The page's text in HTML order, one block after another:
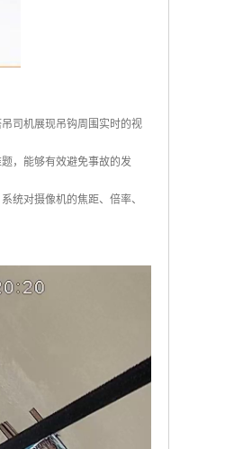
司机展现吊钩周围实时的视
，能够有效避免事故的发
统对摄像机的焦距、倍率、